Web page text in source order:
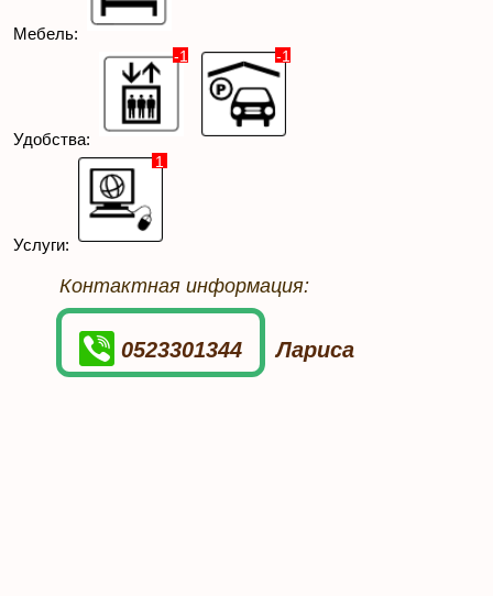
Мебель:
Удобства:
-1 -1
Услуги:
1
Контактная информация:
0523301344 Лариса